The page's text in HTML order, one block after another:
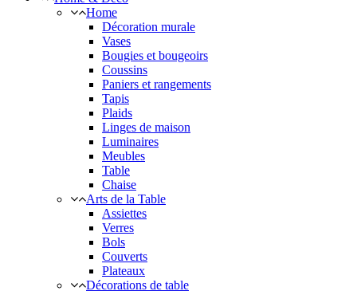
Home
Décoration murale
Vases
Bougies et bougeoirs
Coussins
Paniers et rangements
Tapis
Plaids
Linges de maison
Luminaires
Meubles
Table
Chaise
Arts de la Table
Assiettes
Verres
Bols
Couverts
Plateaux
Décorations de table